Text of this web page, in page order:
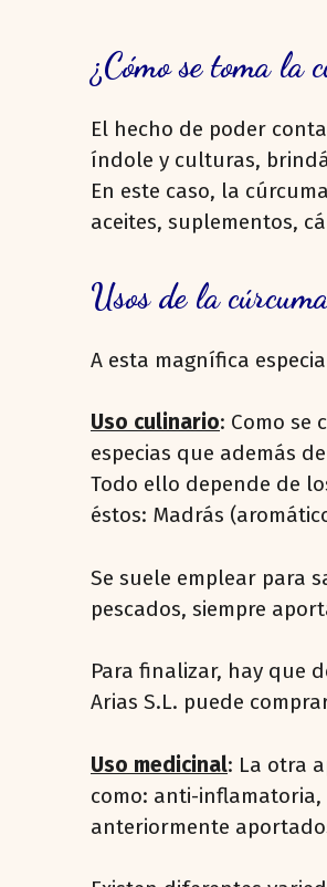
¿Cómo se toma la
El hecho de poder
índole y culturas,
En este caso, la
aceites, suplementos,
Usos de la
A esta magnífica
Uso culinario: Como se
especias que además
Todo ello depende de
éstos: Madrás
Se suele emplear para
pescados, siempre
Para finalizar, hay que
Arias S.L. puede
Uso medicinal: La otra
como: anti-
anteriormente